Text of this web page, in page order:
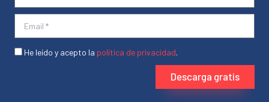
He leído y acepto la política de privacidad.
Descarga gratis